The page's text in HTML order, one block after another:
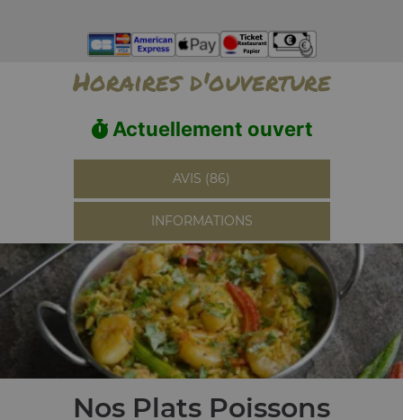
Horaires d'ouverture
Actuellement ouvert
AVIS (86)
INFORMATIONS
Nos Plats Poissons